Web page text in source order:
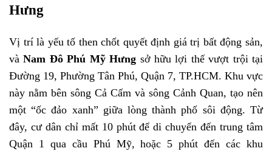
Hưng
Vị trí là yếu tố then chốt quyết định giá trị bất động sản,
vàNam Đô Phú Mỹ Hưng sở hữu lợi thế vượt trội tại
Đường 19, Phường Tân Phú, Quận 7, TP.HCM. Khu vực
này nằm bên sông Cả Cấm và sông Cảnh Quan, tạo nên
một “ốc đảo xanh” giữa lòng thành phố sôi động. Từ
đây, cư dân chỉ mất 10 phút để di chuyển đến trung tâm
Quận 1 qua cầu Phú Mỹ, hoặc 5 phút đến các khu